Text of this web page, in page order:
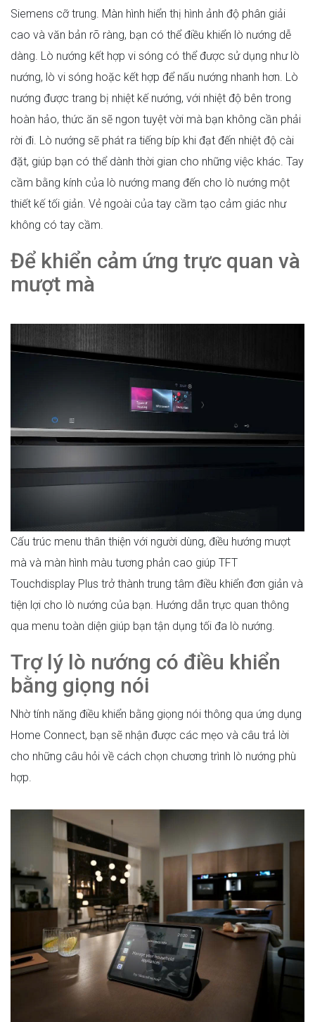
Siemens cỡ trung. Màn hình hiển thị hình ảnh độ phân giải
cao và văn bản rõ ràng, bạn có thể điều khiển lò nướng dễ
dàng. Lò nướng kết hợp vi sóng có thể được sử dụng như lò
nướng, lò vi sóng hoặc kết hợp để nấu nướng nhanh hơn. Lò
nướng được trang bị nhiệt kế nướng, với nhiệt độ bên trong
hoàn hảo, thức ăn sẽ ngon tuyệt vời mà bạn không cần phải
rời đi. Lò nướng sẽ phát ra tiếng bíp khi đạt đến nhiệt độ cài
đặt, giúp bạn có thể dành thời gian cho những việc khác. Tay
cầm bằng kính của lò nướng mang đến cho lò nướng một
thiết kế tối giản. Vẻ ngoài của tay cầm tạo cảm giác như
không có tay cầm.
Để khiển cảm ứng trực quan và
mượt mà
Cấu trúc menu thân thiện với người dùng, điều hướng mượt
mà và màn hình màu tương phản cao giúp TFT
Touchdisplay Plus trở thành trung tâm điều khiển đơn giản và
tiện lợi cho lò nướng của bạn. Hướng dẫn trực quan thông
qua menu toàn diện giúp bạn tận dụng tối đa lò nướng.
Trợ lý lò nướng có điều khiển
bằng giọng nói
Nhờ tính năng điều khiển bằng giọng nói thông qua ứng dụng
Home Connect, bạn sẽ nhận được các mẹo và câu trả lời
cho những câu hỏi về cách chọn chương trình lò nướng phù
hợp.